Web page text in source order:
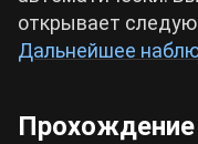
открывает
Дальнейшее
Прохождение